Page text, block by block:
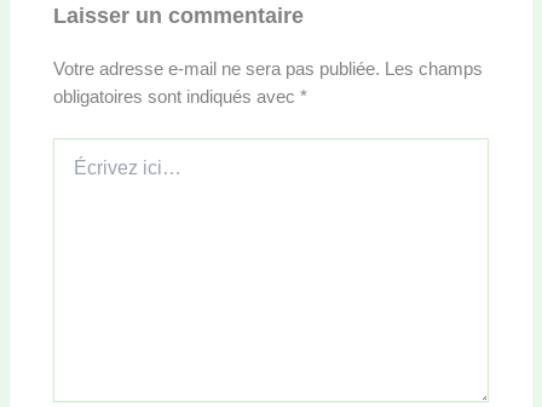
Laisser un commentaire
Votre adresse e-mail ne sera pas publiée. Les champs
obligatoires sont indiqués avec*
ici…